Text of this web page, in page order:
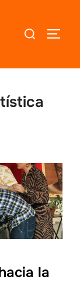
Buscar:
la